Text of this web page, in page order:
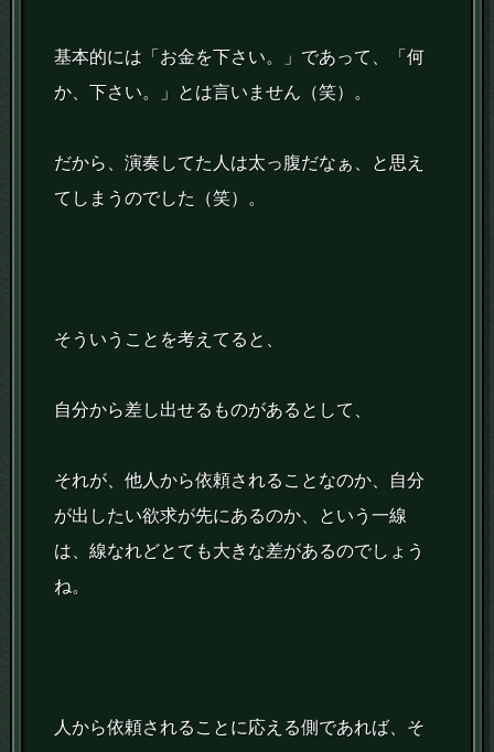
基本的には「お金を下さい。」であって、「何
か、下さい。」とは言いません（笑）。
だから、演奏してた人は太っ腹だなぁ、と思え
てしまうのでした（笑）。
そういうことを考えてると、
自分から差し出せるものがあるとして、
それが、他人から依頼されることなのか、自分
が出したい欲求が先にあるのか、という一線
は、線なれどとても大きな差があるのでしょう
ね。
人から依頼されることに応える側であれば、そ